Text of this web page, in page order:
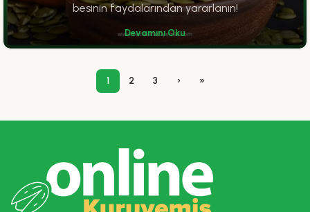
besinin faydalarından yararlanın!
Devamını Oku
1 2 3 › »